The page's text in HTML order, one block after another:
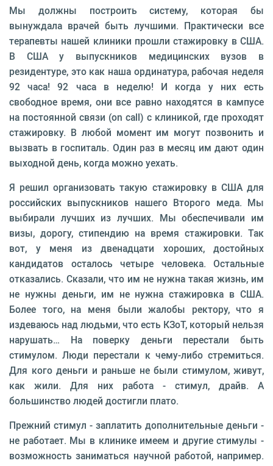
Мы должны построить систему, которая бы
вынуждала врачей быть лучшими. Практически все
терапевты нашей клиники прошли стажировку в США.
В США у выпускников медицинских вузов в
резидентуре, это как наша ординатура, рабочая неделя
92 часа! 92 часа в неделю! И когда у них есть
свободное время, они все равно находятся в кампусе
на постоянной связи (on call) с клиникой, где проходят
стажировку. В любой момент им могут позвонить и
вызвать в госпиталь. Один раз в месяц им дают один
выходной день, когда можно уехать.
Я решил организовать такую стажировку в США для
российских выпускников нашего Второго меда. Мы
выбирали лучших из лучших. Мы обеспечивали им
визы, дорогу, стипендию на время стажировки. Так
вот, у меня из двенадцати хороших, достойных
кандидатов осталось четыре человека. Остальные
отказались. Сказали, что им не нужна такая жизнь, им
не нужны деньги, им не нужна стажировка в США.
Более того, на меня были жалобы ректору, что я
издеваюсь над людьми, что есть КЗоТ, который нельзя
нарушать… На поверку деньги перестали быть
стимулом. Люди перестали к чему-либо стремиться.
Для кого деньги и раньше не были стимулом, живут,
как жили. Для них работа - стимул, драйв. А
большинство людей достигли плато.
Прежний стимул - заплатить дополнительные деньги -
не работает. Мы в клинике имеем и другие стимулы -
возможность заниматься научной работой, например.